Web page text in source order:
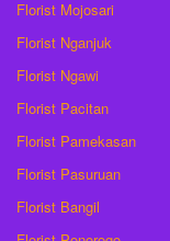
Florist Mojosari
Florist Nganjuk
Florist Ngawi
Florist Pacitan
Florist Pamekasan
Florist Pasuruan
Florist Bangil